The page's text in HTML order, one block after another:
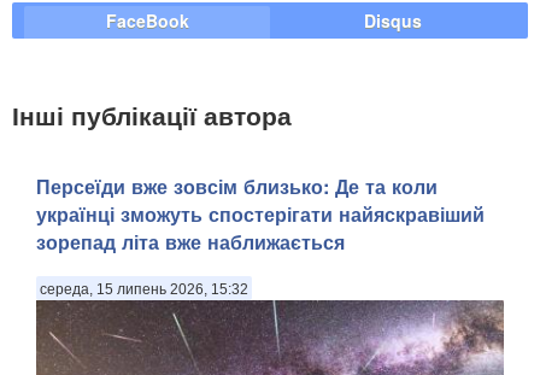
FaceBook Disqus
Інші публікації автора
Персеїди вже зовсім близько: Де та коли
українці зможуть спостерігати найяскравіший
зорепад літа вже наближається
середа, 15 липень 2026, 15:32